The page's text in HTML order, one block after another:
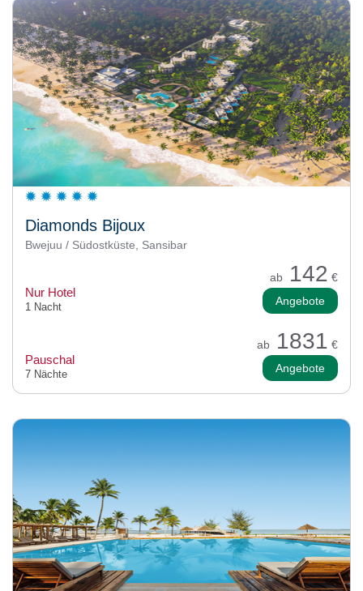
Diamonds Bijoux
Bwejuu / Südostküste, Sansibar
ab 142 €
Nur Hotel
1 Nacht Angebote
ab 1831 €
Pauschal
7 Nächte Angebote